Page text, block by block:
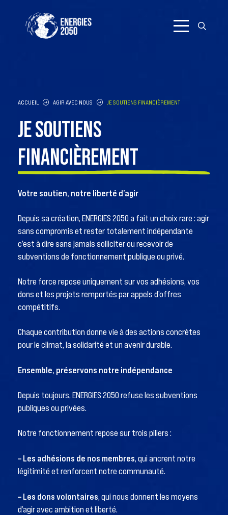
contenu
ACCUEIL AGIR AVEC NOUS JE SOUTIENS FINANCIÈREMENT
JE SOUTIENS
FINANCIÈREMENT
Votre soutien, notre liberté d’agir
Depuis sa création, ENERGIES 2050 a fait un choix rare : agir
sans compromis et rester totalement indépendante
c’est à dire sans jamais solliciter ou recevoir de
subventions de fonctionnement publique ou privé.
Notre force repose uniquement sur vos adhésions, vos
dons et les projets remportés par appels d’offres
compétitifs.
Chaque contribution donne vie à des actions concrètes
pour le climat, la solidarité et un avenir durable.
Ensemble, préservons notre indépendance
Depuis toujours, ENERGIES 2050 refuse les subventions
publiques ou privées.
Notre fonctionnement repose sur trois piliers :
– Les adhésions de nos membres, qui ancrent notre
légitimité et renforcent notre communauté.
– Les dons volontaires, qui nous donnent les moyens
d’agir avec ambition et liberté.